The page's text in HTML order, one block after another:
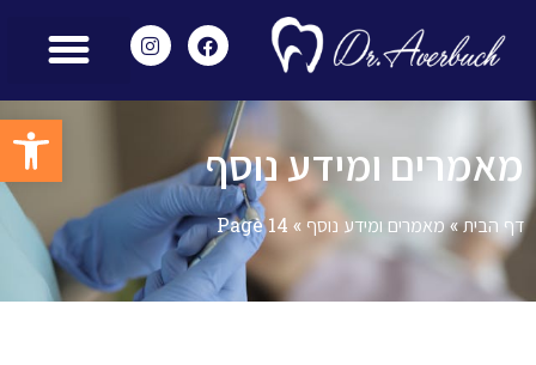
מאמרים ומידע נוסף
דף הבית»מאמרים ומידע נוסף»
Page 14
פתח